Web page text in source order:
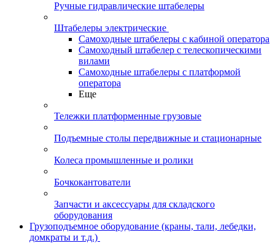
Ручные гидравлические штабелеры
Штабелеры электрические
Самоходные штабелеры с кабиной оператора
Самоходный штабелер с телескопическими
вилами
Самоходные штабелеры с платформой
оператора
Еще
Тележки платформенные грузовые
Подъемные столы передвижные и стационарные
Колеса промышленные и ролики
Бочкокантователи
Запчасти и аксессуары для складского
оборудования
Грузоподъемное оборудование (краны, тали, лебедки,
домкраты и т.д.)